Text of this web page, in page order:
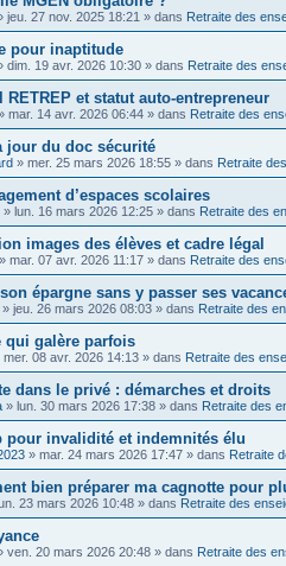
jeu. 27 nov. 2025 18:21 » dans Retraite des
pour inaptitude
dim. 19 avr. 2026 10:30 » dans Retraite des
RETREP et statut auto-entrepreneur
mar. 14 avr. 2026 06:44 » dans Retraite des
jour du doc sécurité
» mer. 25 mars 2026 18:55 » dans Retraite
d’espaces scolaires
» lun. 16 mars 2026 12:25 » dans Retraite des
images des élèves et cadre légal
» mar. 07 avr. 2026 11:17 » dans Retraite des
épargne sans y passer ses
» jeu. 26 mars 2026 08:03 » dans Retraite des
qui galère parfois
mer. 08 avr. 2026 14:13 » dans Retraite des
dans le privé : démarches et droits
» lun. 30 mars 2026 17:38 » dans Retraite des
pour invalidité et indemnités élu
» mar. 24 mars 2026 17:47 » dans Retraite
bien préparer ma cagnotte pour
23 mars 2026 10:48 » dans Retraite des
ven. 20 mars 2026 20:48 » dans Retraite des